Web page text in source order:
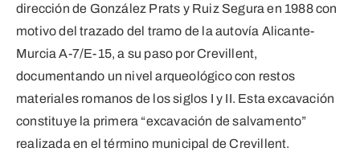
dirección de González Prats y Ruiz Segura en 1988 con
motivo del trazado del tramo de la autovía Alicante-
Murcia A-7/E-15, a su paso por Crevillent,
documentando un nivel arqueológico con restos
materiales romanos de los siglos I y II. Esta excavación
constituye la primera “excavación de salvamento”
realizada en el término municipal de Crevillent.